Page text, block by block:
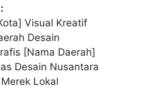
Visual Kreatif
Desain
[Nama Daerah]
Desain Nusantara
Lokal